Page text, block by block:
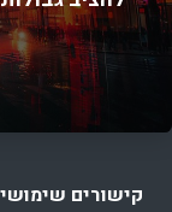
קישורים